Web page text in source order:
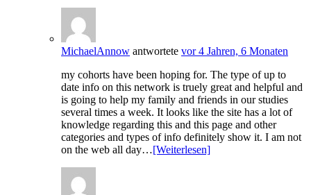
MichaelAnnow antwortete vor 4 Jahren, 6 Monaten
my cohorts have been hoping for. The type of up to
date info on this network is truely great and helpful and
is going to help my family and friends in our studies
several times a week. It looks like the site has a lot of
knowledge regarding this and this page and other
categories and types of info definitely show it. I am not
on the web all day…[Weiterlesen]